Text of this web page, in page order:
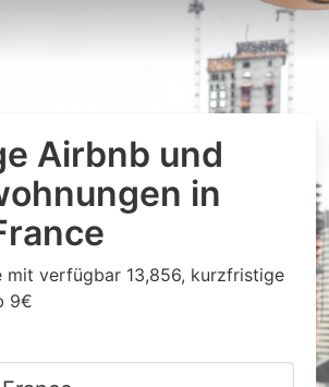
Airbnb und
in
mit verfügbar 13,856, kurzfristige
9€